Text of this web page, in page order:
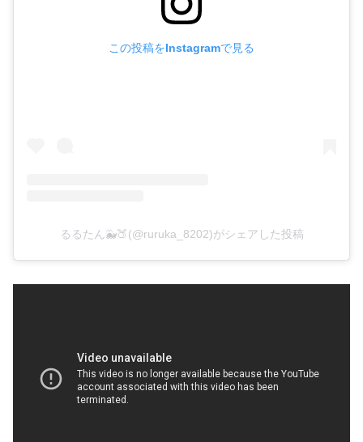
この投稿をInstagramで見る
るるたん🐳🍑(@ruruka_8202)がシェアした投稿